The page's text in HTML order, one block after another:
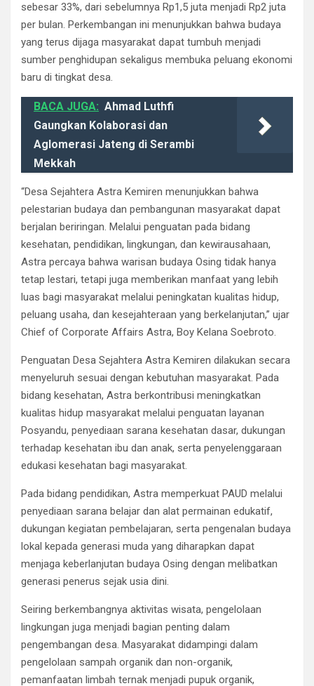
sebesar 33%, dari sebelumnya Rp1,5 juta menjadi Rp2 juta
per bulan. Perkembangan ini menunjukkan bahwa budaya
yang terus dijaga masyarakat dapat tumbuh menjadi
sumber penghidupan sekaligus membuka peluang ekonomi
baru di tingkat desa.
BACA JUGA: Ahmad Luthfi
Gaungkan Kolaborasi dan
Aglomerasi Jateng di Serambi
Mekkah
“Desa Sejahtera Astra Kemiren menunjukkan bahwa
pelestarian budaya dan pembangunan masyarakat dapat
berjalan beriringan. Melalui penguatan pada bidang
kesehatan, pendidikan, lingkungan, dan kewirausahaan,
Astra percaya bahwa warisan budaya Osing tidak hanya
tetap lestari, tetapi juga memberikan manfaat yang lebih
luas bagi masyarakat melalui peningkatan kualitas hidup,
peluang usaha, dan kesejahteraan yang berkelanjutan,” ujar
Chief of Corporate Affairs Astra, Boy Kelana Soebroto.
Penguatan Desa Sejahtera Astra Kemiren dilakukan secara
menyeluruh sesuai dengan kebutuhan masyarakat. Pada
bidang kesehatan, Astra berkontribusi meningkatkan
kualitas hidup masyarakat melalui penguatan layanan
Posyandu, penyediaan sarana kesehatan dasar, dukungan
terhadap kesehatan ibu dan anak, serta penyelenggaraan
edukasi kesehatan bagi masyarakat.
Pada bidang pendidikan, Astra memperkuat PAUD melalui
penyediaan sarana belajar dan alat permainan edukatif,
dukungan kegiatan pembelajaran, serta pengenalan budaya
lokal kepada generasi muda yang diharapkan dapat
menjaga keberlanjutan budaya Osing dengan melibatkan
generasi penerus sejak usia dini.
Seiring berkembangnya aktivitas wisata, pengelolaan
lingkungan juga menjadi bagian penting dalam
pengembangan desa. Masyarakat didampingi dalam
pengelolaan sampah organik dan non-organik,
pemanfaatan limbah ternak menjadi pupuk organik,